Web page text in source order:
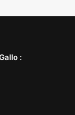
: